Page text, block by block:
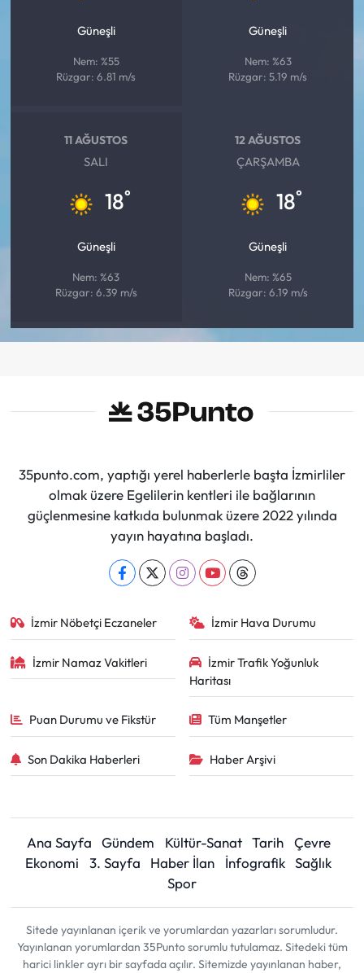
Güneşli
Nem: %55
Rüzgar: 6.81 m/s
Güneşli
Nem: %63
Rüzgar: 5.19 m/s
11 AĞUSTOS
SALI
18°
Güneşli
Nem: %63
Rüzgar: 6.39 m/s
12 AĞUSTOS
ÇARŞAMBA
18°
Güneşli
Nem: %65
Rüzgar: 6.19 m/s
35punto.com, yaptığı yerel haberlerle başta İzmirliler
olmak üzere Egelilerin kentleri ile bağlarının
güçlenmesine katkıda bulunmak üzere 2022 yılında
yayın hayatına başladı.
İzmir Nöbetçi Eczaneler İzmir Hava Durumu
İzmir Namaz Vakitleri
İzmir Trafik Yoğunluk
Haritası
Puan Durumu ve Fikstür Tüm Manşetler
Son Dakika Haberleri Haber Arşivi
Ana Sayfa Gündem Kültür-Sanat Tarih
Çevre
Ekonomi
3. Sayfa Haber İlan İnfografik Sağlık
Spor
Sitede yayınlanan içerik ve yorumlardan yazarları sorumludur.
Yayınlanan yorumlardan 35Punto sorumlu tutulamaz. Sitedeki tüm
harici linkler ayrı bir sayfada açılır. Sitemizde yayınlanan haber,